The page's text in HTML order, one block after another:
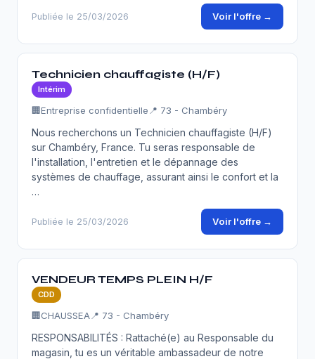
Publiée le 25/03/2026 Voir l'offre →
Technicien chauffagiste (H/F)
Intérim
🏢Entreprise confidentielle 📍 73 - Chambéry
Nous recherchons un Technicien chauffagiste (H/F)
sur Chambéry, France. Tu seras responsable de
l'installation, l'entretien et le dépannage des
systèmes de chauffage, assurant ainsi le confort et la
…
Publiée le 25/03/2026 Voir l'offre →
VENDEUR TEMPS PLEIN H/F
CDD
🏢CHAUSSEA📍 73 - Chambéry
RESPONSABILITÉS : Rattaché(e) au Responsable du
magasin, tu es un véritable ambassadeur de notre